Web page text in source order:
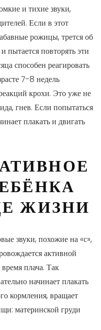
и тихие звуки,
Если в этот
рожицы, трется об
пытается повторять эти
способен реагировать
7-8 недель
крохи. Это уже не
гнев. Если попытаться
плакать и двигать
ЖИЗНИ
звуки, похожие на «с»,
активной
плача. Так
начинает плакать
кормления, вращает
материнской груди